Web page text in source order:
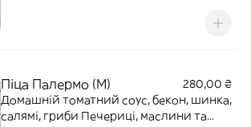
Піца Палермо (M)
280,00 ₴
Домашній томатний соус, бекон, шинка,
салямі, гриби Печериці, маслини та